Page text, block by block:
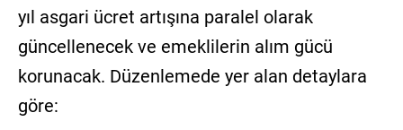
yıl asgari ücret artışına paralel olarak
güncellenecek ve emeklilerin alım gücü
korunacak. Düzenlemede yer alan detaylara
göre: